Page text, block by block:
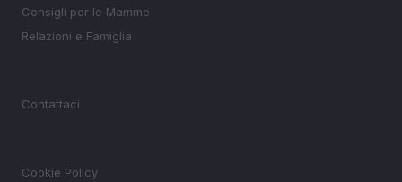
Consigli per le Mamme
Relazioni e Famiglia
Contattaci
Cookie Policy